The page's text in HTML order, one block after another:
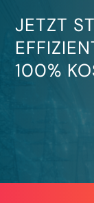
JETZT
100%